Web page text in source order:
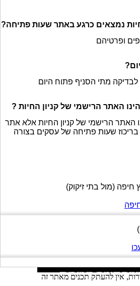
נמצאים כרגע באתר שעות פתיחה?
מתי הסניף פתוח היום
האתר הרישמי של קניון החיות ?
האתר הרישמי של קניון החיות אלא אתר
שעות פתיחה של עסקים בצורה
אין להעתק תכנים מאתר זה